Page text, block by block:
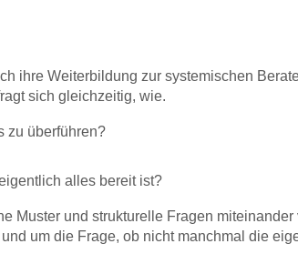
ihre Weiterbildung zur systemischen
sich gleichzeitig, wie.
zu überführen?
alles bereit ist?
Muster und strukturelle Fragen
um die Frage, ob nicht manchmal die